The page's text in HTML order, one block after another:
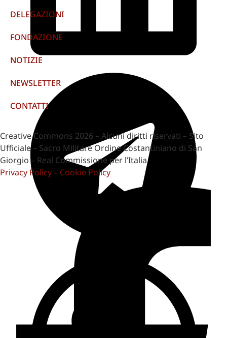
DELEGAZIONI
FONDAZIONE
NOTIZIE
NEWSLETTER
CONTATTI
Creative Commons 2026 – Alcuni diritti riservati – Sito
Ufficiale – Sacro Militare Ordine Costantiniano di San
Giorgio – Real Commissione per l’Italia
Privacy Policy – Cookie Policy